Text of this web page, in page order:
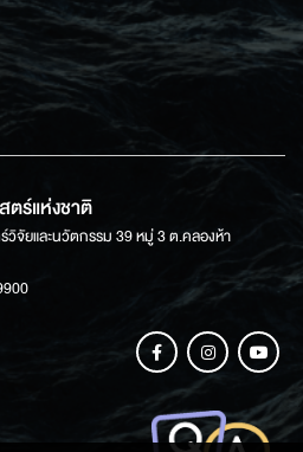
ร์แห่งชาติ
จัยและนวัตกรรม 39 หมู่ 3 ต.คลองห้า